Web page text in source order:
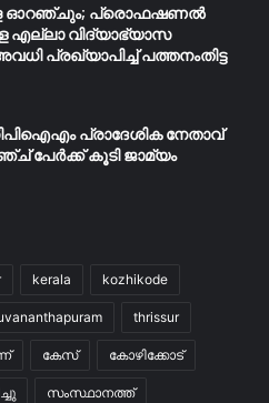
ഓറഞ്ചും; പ്രൊഫഷണൽ
എല്ലാ വിദ്യാഭ്യാസ
പ്രഖ്യാപിച്ച് പത്തനംതിട്ട
പ്രാദേശിക നേതാവ്
പേർക്ക് കൂടി ജാമ്യം
kerala kozhikode
thrissur
കേസ് കോഴിക്കോട്
സംസ്ഥാനത്ത്